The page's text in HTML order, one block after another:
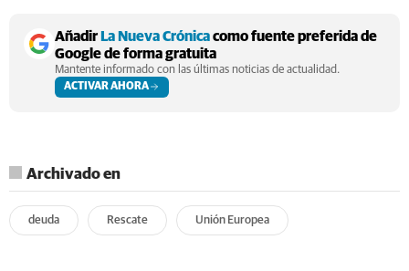
AñadirLa Nueva Crónicacomo fuente preferida de
Google de forma gratuita
Mantente informado con las últimas noticias de actualidad.
ACTIVAR AHORA
Archivado en
deuda Rescate Unión Europea